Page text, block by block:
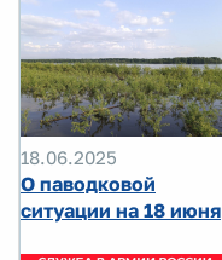
18.06.2025
О паводковой
ситуации на 18 июня